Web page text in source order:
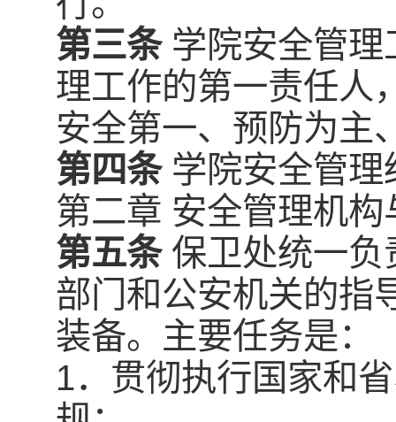
第三条学院安全管理
理工作的第一责任人
安全第一、预防为主
第四条学院安全管理
第二章 安全管理机
第五条保卫处统一负
部门和公安机关的指
装备。主要任务是：
1．贯彻执行国家和